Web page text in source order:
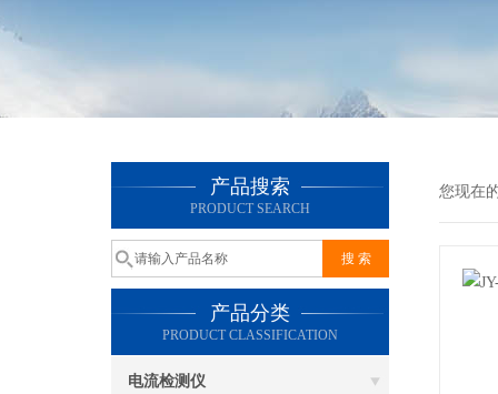
产品搜索
PRODUCT SEARCH
产品分类
PRODUCT CLASSIFICATION
电流检测仪
您现在